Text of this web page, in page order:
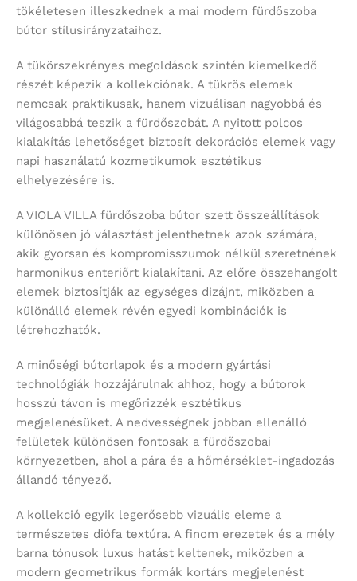
tökéletesen illeszkednek a mai modern fürdőszoba
bútor stílusirányzataihoz.
A tükörszekrényes megoldások szintén kiemelkedő
részét képezik a kollekciónak. A tükrös elemek
nemcsak praktikusak, hanem vizuálisan nagyobbá és
világosabbá teszik a fürdőszobát. A nyitott polcos
kialakítás lehetőséget biztosít dekorációs elemek vagy
napi használatú kozmetikumok esztétikus
elhelyezésére is.
A VIOLA VILLA fürdőszoba bútor szett összeállítások
különösen jó választást jelenthetnek azok számára,
akik gyorsan és kompromisszumok nélkül szeretnének
harmonikus enteriőrt kialakítani. Az előre összehangolt
elemek biztosítják az egységes dizájnt, miközben a
különálló elemek révén egyedi kombinációk is
létrehozhatók.
A minőségi bútorlapok és a modern gyártási
technológiák hozzájárulnak ahhoz, hogy a bútorok
hosszú távon is megőrizzék esztétikus
megjelenésüket. A nedvességnek jobban ellenálló
felületek különösen fontosak a fürdőszobai
környezetben, ahol a pára és a hőmérséklet-ingadozás
állandó tényező.
A kollekció egyik legerősebb vizuális eleme a
természetes diófa textúra. A finom erezetek és a mély
barna tónusok luxus hatást keltenek, miközben a
modern geometrikus formák kortárs megjelenést